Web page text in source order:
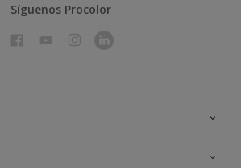
Síguenos Procolor